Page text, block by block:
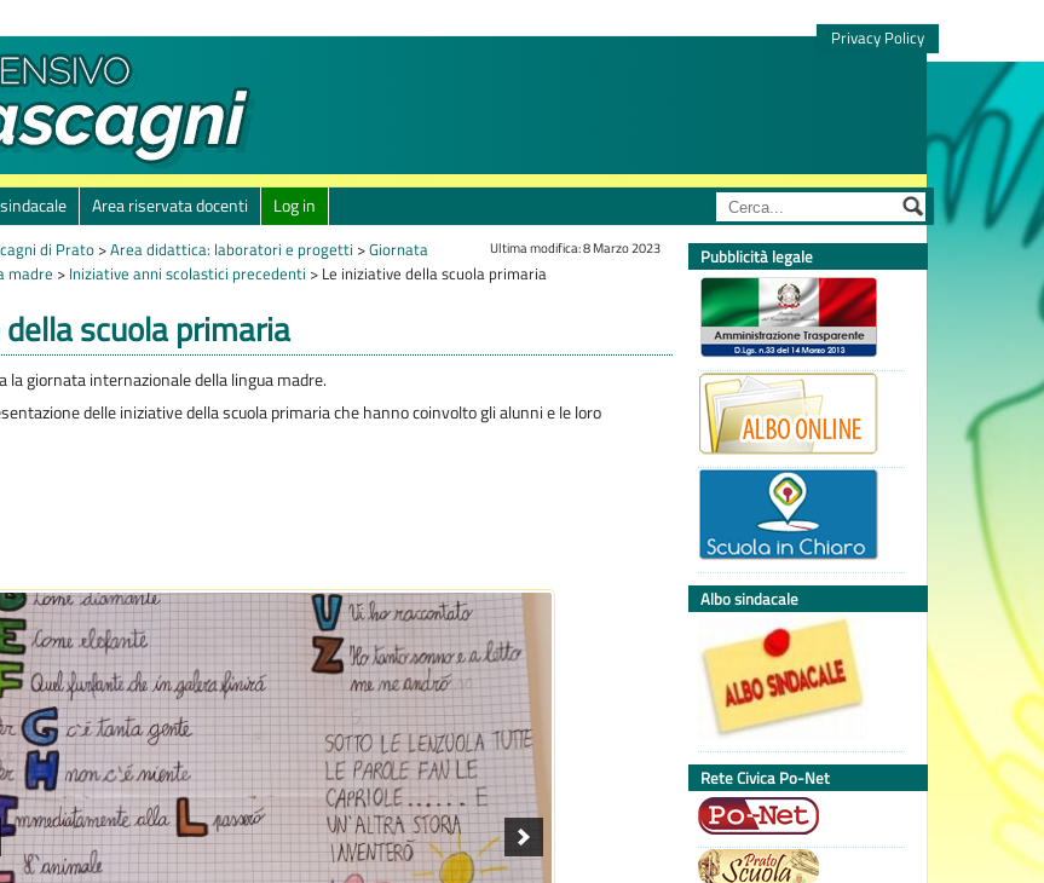
Privacy Policy
Area riservata docenti Log in
Ultima modifica: 8 Marzo 2023
di Prato >Area didattica: laboratori e progetti >Giornata
madre > Iniziative anni scolastici precedenti > Le iniziative della scuola primaria
scuola primaria
la giornata internazionale della lingua madre.
delle iniziative della scuola primaria che hanno coinvolto gli alunni e le loro
Pubblicità legale
Albo sindacale
Rete Civica Po-Net